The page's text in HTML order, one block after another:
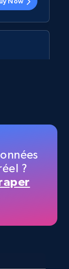
and
Initial
?